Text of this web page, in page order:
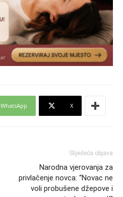
WhatsApp X
Slijedeća objava
Narodna vjerovanja za
privlačenje novca: “Novac ne
voli probušene džepove i